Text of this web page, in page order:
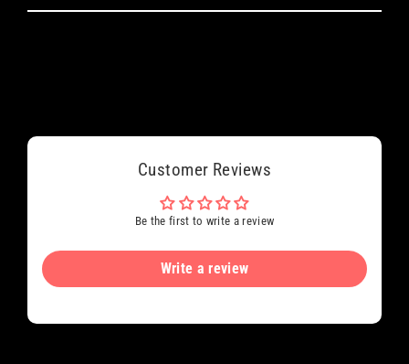
Customer Reviews
Be the first to write a review
Write a review